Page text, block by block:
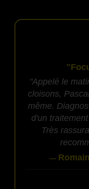
"Appelé le
cloisons,
même.
d'un
Très
—